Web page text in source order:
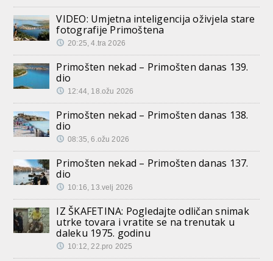
VIDEO: Umjetna inteligencija oživjela stare
fotografije Primoštena
20:25, 4.tra 2026
Primošten nekad – Primošten danas 139.
dio
12:44, 18.ožu 2026
Primošten nekad – Primošten danas 138.
dio
08:35, 6.ožu 2026
Primošten nekad – Primošten danas 137.
dio
10:16, 13.velj 2026
IZ ŠKAFETINA: Pogledajte odličan snimak
utrke tovara i vratite se na trenutak u
daleku 1975. godinu
10:12, 22.pro 2025